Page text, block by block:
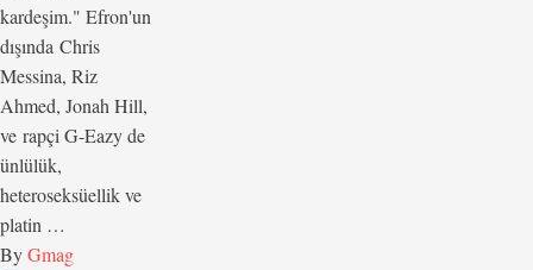
kardeşim." Efron'un
dışında Chris
Messina, Riz
Ahmed, Jonah Hill,
ve rapçi G-Eazy de
ünlülük,
heteroseksüellik ve
platin …
By Gmag